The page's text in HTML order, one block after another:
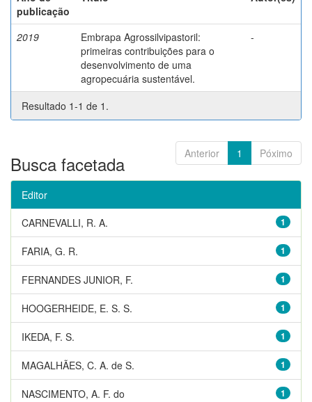
publicação
2019
Embrapa Agrossilvipastoril:
primeiras contribuições para o
desenvolvimento de uma
agropecuária sustentável.
-
Resultado 1-1 de 1.
Anterior 1 Póximo
Busca facetada
Editor
1
CARNEVALLI, R. A.
1
FARIA, G. R.
1
FERNANDES JUNIOR, F.
1
HOOGERHEIDE, E. S. S.
1
IKEDA, F. S.
1
MAGALHÃES, C. A. de S.
1
NASCIMENTO, A. F. do